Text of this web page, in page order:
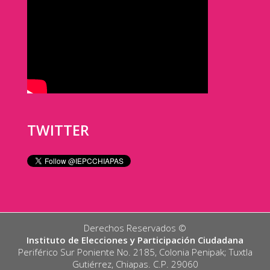
TWITTER
Derechos Reservados ©️
Instituto de Elecciones y Participación Ciudadana
Periférico Sur Poniente No. 2185, Colonia Penipak; Tuxtla
Gutiérrez, Chiapas. C.P. 29060